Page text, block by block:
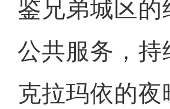
鉴兄弟城区
公共服务，
克拉玛依的夜